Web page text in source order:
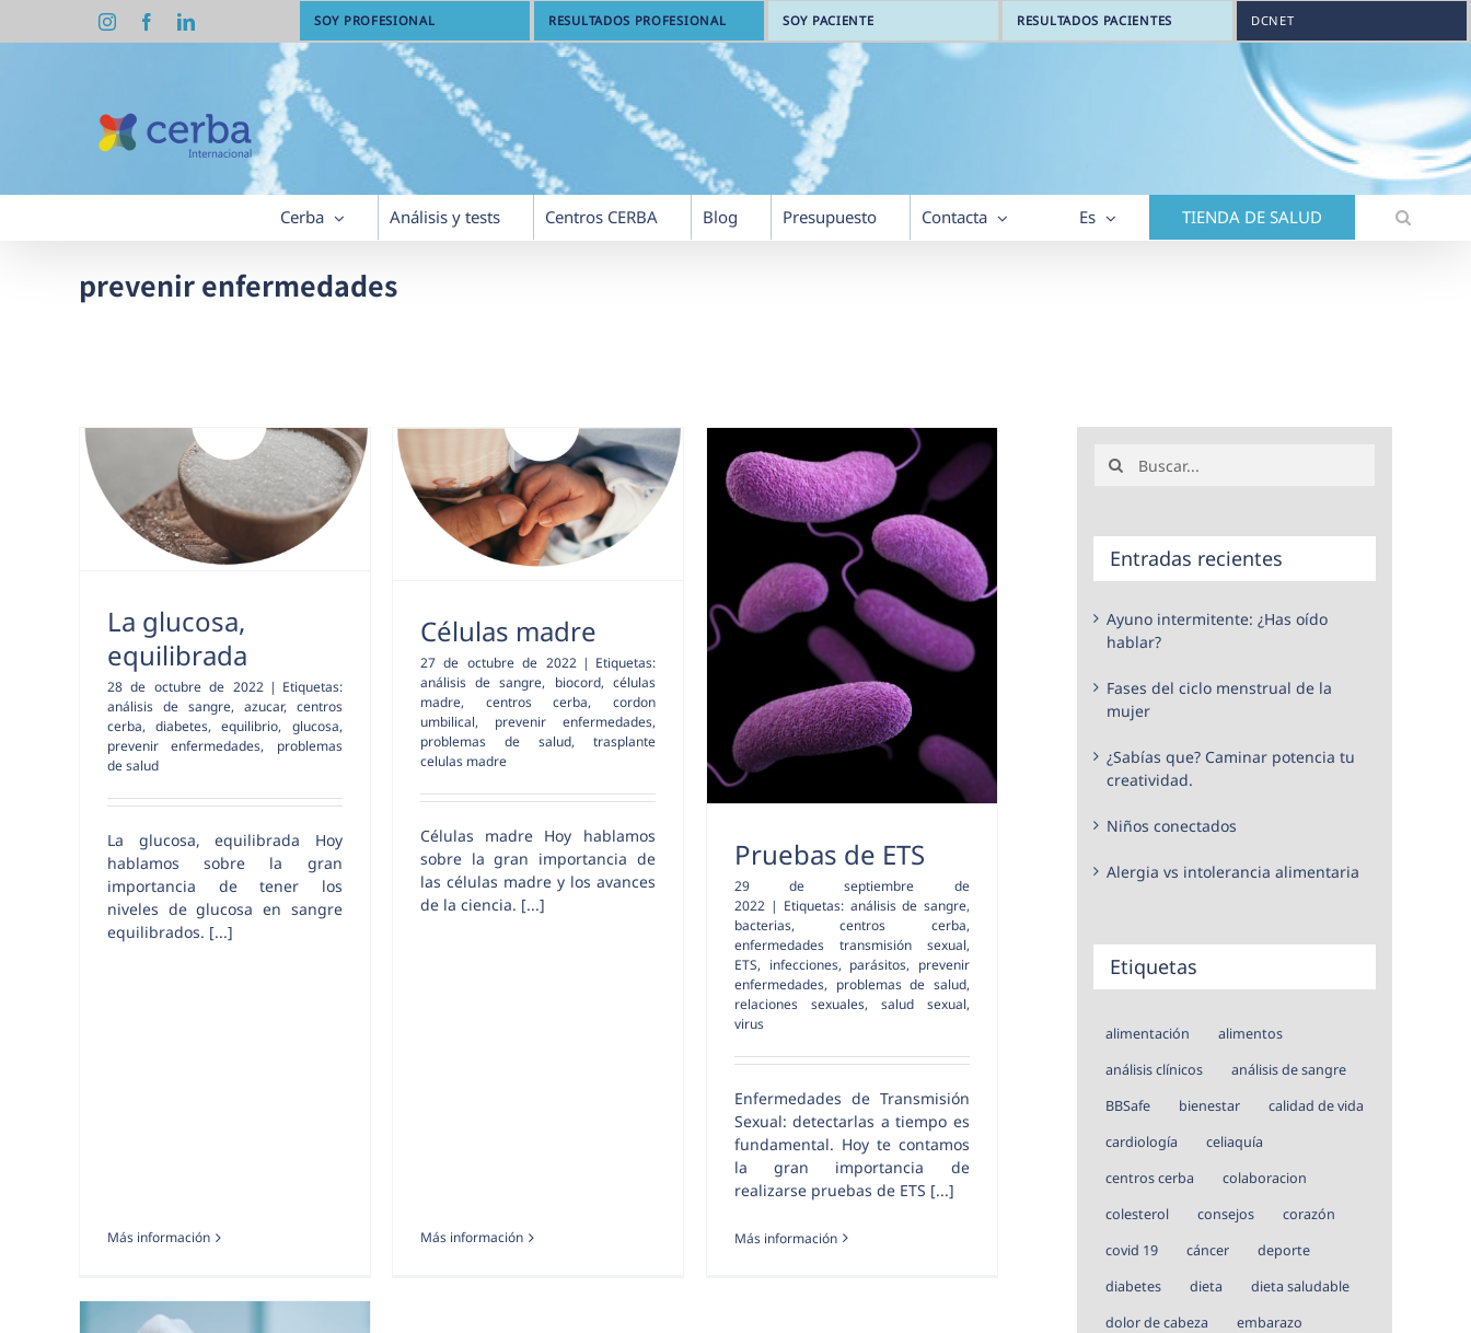
InstagramFacebookLinkedIn SOY PROFESIONAL RESULTADOS PROFESIONAL SOY PACIENTE RESULTADOS PACIENTES DCNET
Cerba Análisis y tests Centros CERBA Blog Presupuesto Contacta Es TIENDA DE SALUD
prevenir enfermedades
La glucosa,
equilibrada
28 de octubre de 2022 | Etiquetas:
análisis de sangre, azucar, centros
cerba,diabetes,equilibrio, glucosa,
prevenir enfermedades, problemas
de salud
La glucosa, equilibrada Hoy
hablamos sobre la gran
importancia de tener los
niveles de glucosa en sangre
equilibrados. [...]
Más información
Células madre
27 de octubre de 2022 | Etiquetas:
análisis de sangre, biocord, células
madre, centros cerba, cordon
umbilical, prevenir enfermedades,
problemas de salud, trasplante
celulas madre
Células madre Hoy hablamos
sobre la gran importancia de
las células madre y los avances
de la ciencia. [...]
Más información
Pruebas de ETS
29 de septiembre de
2022 | Etiquetas: análisis de sangre,
bacterias,centros cerba,
enfermedades transmisión sexual,
ETS, infecciones, parásitos, prevenir
enfermedades, problemas de salud,
relaciones sexuales, salud sexual,
virus
Enfermedades de Transmisión
Sexual: detectarlas a tiempo es
fundamental. Hoy te contamos
la gran importancia de
realizarse pruebas de ETS [...]
Más información
Buscar:
Entradas recientes
Ayuno intermitente: ¿Has oído
hablar?
Fases del ciclo menstrual de la
mujer
¿Sabías que? Caminar potencia tu
creatividad.
Niños conectados
Alergia vs intolerancia alimentaria
Etiquetas
alimentación
alimentos
análisis clínicos
análisis de sangre
BBSafe
bienestar
calidad de vida
cardiología
celiaquía
centros cerba
colaboracion
colesterol
consejos
corazón
covid 19
cáncer
deporte
diabetes
dieta
dieta saludable
dolor de cabeza
embarazo